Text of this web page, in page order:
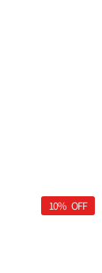
10% OFF